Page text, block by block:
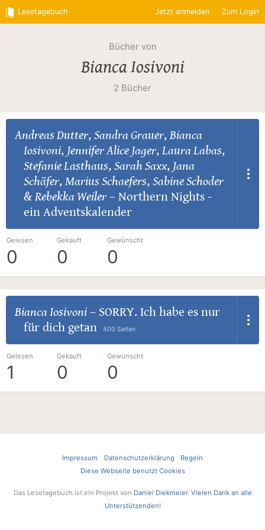
Lesetagebuch Jetzt anmelden Zum Login
Bücher von
Bianca Iosivoni
2 Bücher
Andreas Dutter, Sandra Grauer, Bianca
Iosivoni, Jennifer Alice Jager, Laura Labas,
Stefanie Lasthaus, Sarah Saxx, Jana
Schäfer, Marius Schaefers, Sabine Schoder
& Rebekka Weiler– Northern Nights -
ein Adventskalender
Gelesen
0
Gekauft
0
Gewünscht
0
Bianca Iosivoni– SORRY. Ich habe es nur
für dich getan
400 Seiten
Gelesen
1
Gekauft
0
Gewünscht
0
Impressum Datenschutzerklärung
Regeln
Diese Webseite benutzt Cookies
Das Lesetagebuch ist ein Projekt von Daniel Diekmeier. Vielen Dank an alle
Unterstützenden!